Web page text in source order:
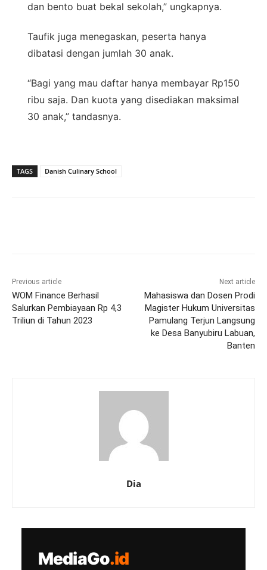
dan bento buat bekal sekolah,” ungkapnya.
Taufik juga menegaskan, peserta hanya
dibatasi dengan jumlah 30 anak.
“Bagi yang mau daftar hanya membayar Rp150
ribu saja. Dan kuota yang disediakan maksimal
30 anak,” tandasnya.
TAGS Danish Culinary School
Previous article
WOM Finance Berhasil
Salurkan Pembiayaan Rp 4,3
Triliun di Tahun 2023
Next article
Mahasiswa dan Dosen Prodi
Magister Hukum Universitas
Pamulang Terjun Langsung
ke Desa Banyubiru Labuan,
Banten
Dia
MediaGo.id